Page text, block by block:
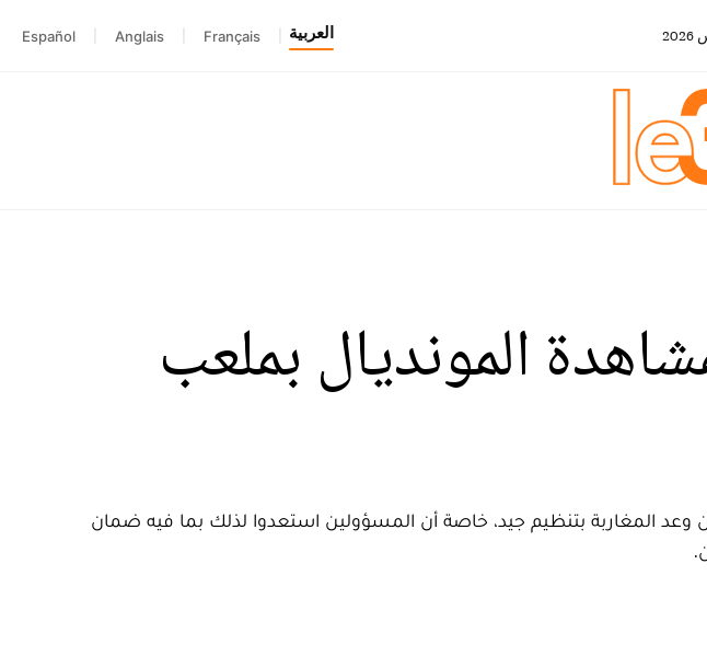
2026 العربية Français
Anglais
Español
المونديال بملعب
وعد المغاربة بتنظيم جيد، خاصة أن المسؤولين استعدوا لذلك بما فيه ضمان